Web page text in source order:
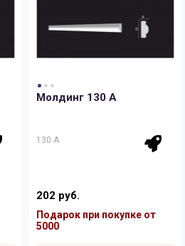
Молдинг 130 A
130 A
202 руб.
Подарок при покупке от
5000